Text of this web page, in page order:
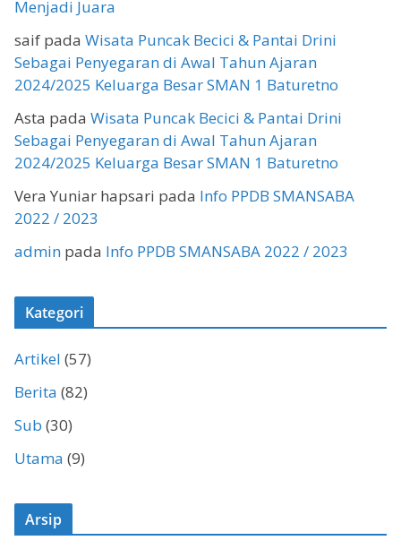
Menjadi Juara
saif pada Wisata Puncak Becici & Pantai Drini
Sebagai Penyegaran di Awal Tahun Ajaran
2024/2025 Keluarga Besar SMAN 1 Baturetno
Asta pada Wisata Puncak Becici & Pantai Drini
Sebagai Penyegaran di Awal Tahun Ajaran
2024/2025 Keluarga Besar SMAN 1 Baturetno
Vera Yuniar hapsari pada Info PPDB SMANSABA
2022 / 2023
admin pada Info PPDB SMANSABA 2022 / 2023
Kategori
Artikel (57)
Berita (82)
Sub (30)
Utama (9)
Arsip